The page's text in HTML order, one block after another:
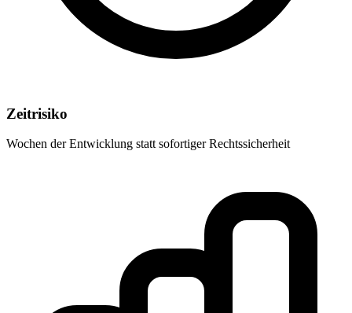
Zeitrisiko
Wochen der Entwicklung statt sofortiger Rechtssicherheit